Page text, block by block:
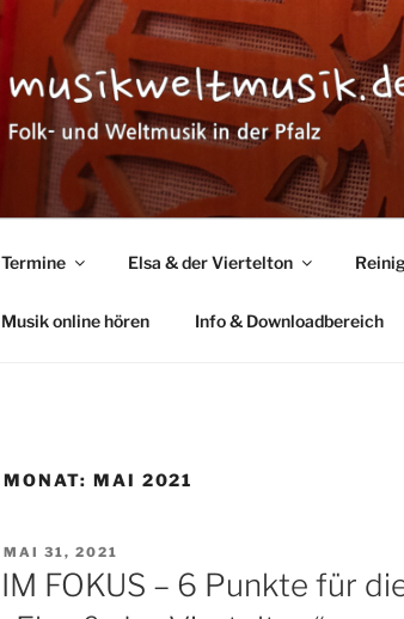
Folk- und Weltmusik in der Pfalz
Termine Elsa & der Viertelton
Musik online hören Info & Downloadbereich
MONAT: MAI 2021
VERÖFFENTLICHT
AM
MAI 31, 2021
IM FOKUS – 6 Punkte für